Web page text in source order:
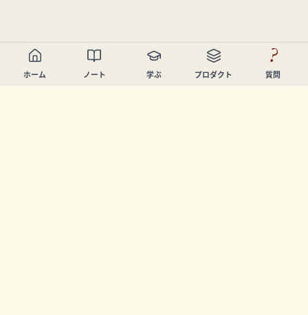
ホーム ノート 学ぶ プロダクト
?
質問